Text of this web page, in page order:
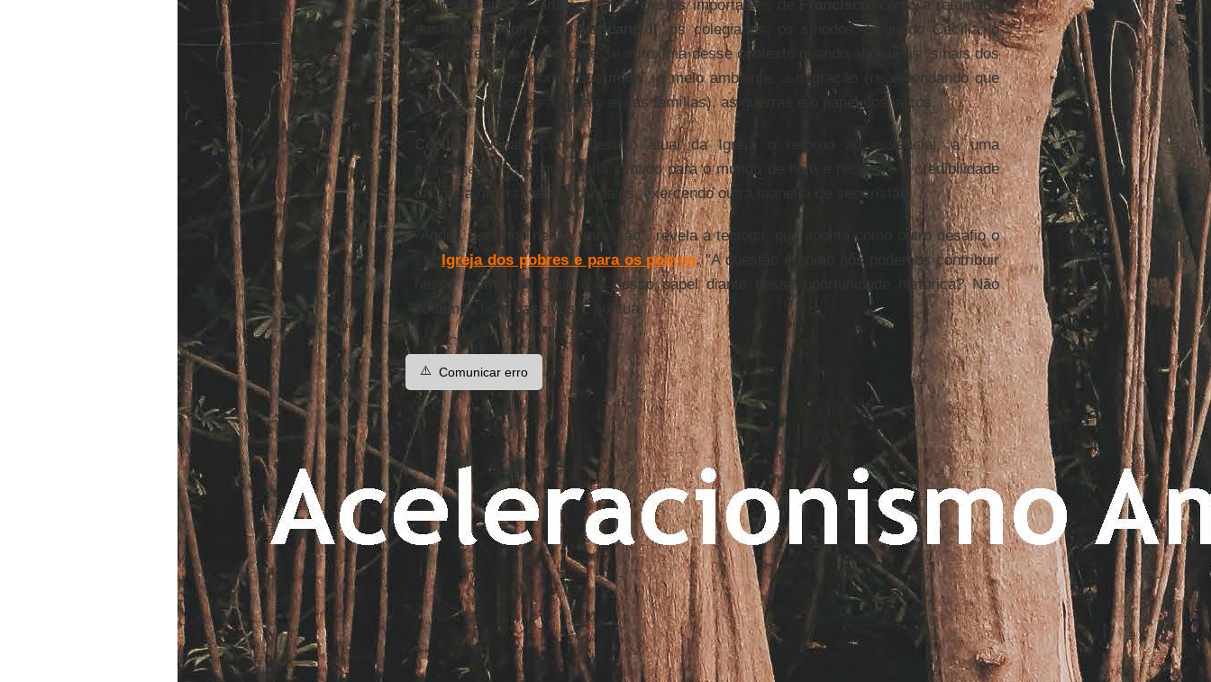
A filósofa aponta também outros gestos importantes de
, como a retomada
dos temas centrais doVaticano II, os colegiados, os sínodos. Segundo Cecília, o
Papa entende a realidade e se aproxima desse contexto quando aborda os "sinais dos
tempos” - a "economia que mata”, o meio ambiente, a migração (recomendando que
todas as paróquias acolham essas famílias), as guerras e o papel dos laicos.
Cecília assinala como desafio atual da Igreja o retorno ao essencial, a uma
mensagem cristã, que tenha sentido para o mundo de hoje e recupere a credibilidade
da Igreja, imersa em escândalos, exercendo outra maneira de ser cristão.
"Agora, estamos nessa transição”, revela a teóloga, que aponta como outro desafio o
ser Igreja dos pobres e para os pobres. "A questão é como nós podemos contribuir
nesse momento? Qual é o nosso papel diante dessa oportunidade histórica? Não
podemos ficar passivos.”, pontua.
⚠️ Comunicar erro